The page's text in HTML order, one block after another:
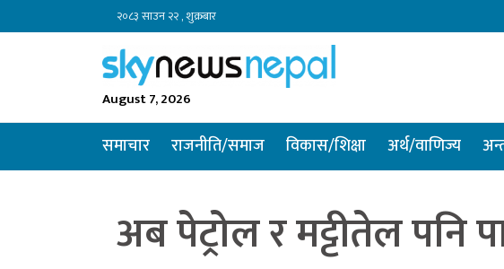
२०८३ साउन २२ , शुक्रबार
August 7, 2026
समाचार राजनीति/समाज विकास/शिक्षा अर्थ/वाणिज्य
अब पेट्रोल र मट्टीतेल पनि